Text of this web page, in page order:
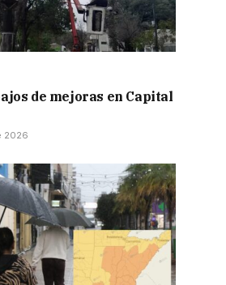
de mejoras en Capital
2026